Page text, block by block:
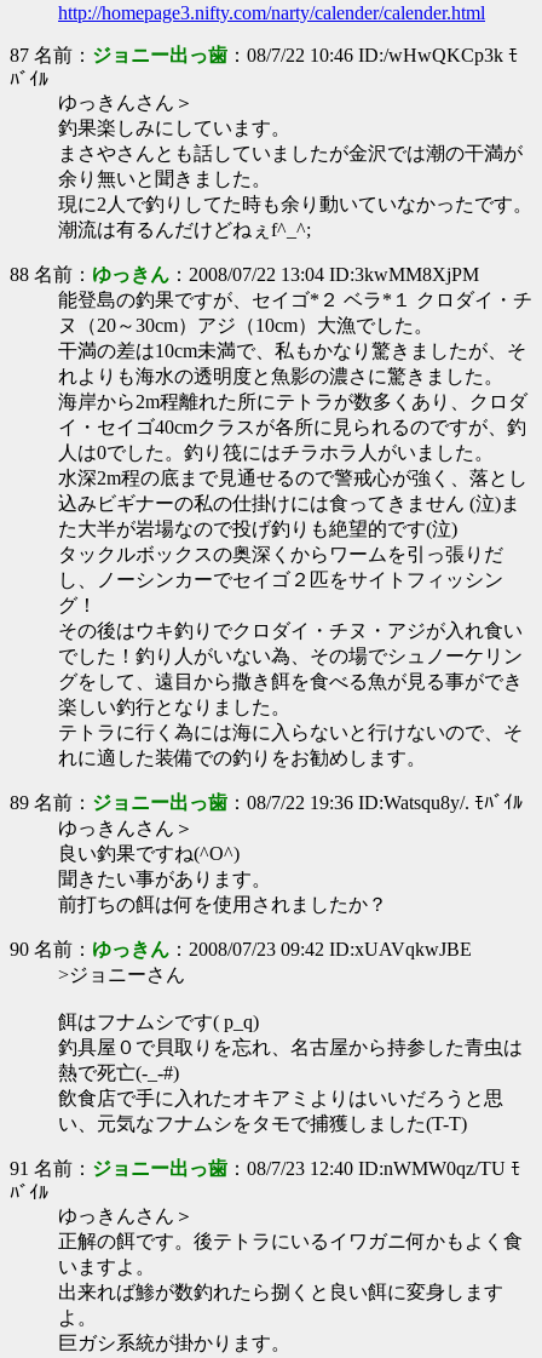
http://homepage3.nifty.com/narty/calender/calender.html
87 名前： ジョニー出っ歯 ：08/7/22 10:46 ID:/wHwQKCp3k ﾓ
ﾊﾞｲﾙ
ゆっきんさん＞
釣果楽しみにしています。
まさやさんとも話していましたが金沢では潮の干満が
余り無いと聞きました。
現に2人で釣りしてた時も余り動いていなかったです。
潮流は有るんだけどねぇf^_^;
88 名前： ゆっきん ：2008/07/22 13:04 ID:3kwMM8XjPM
能登島の釣果ですが、セイゴ*２ ベラ*１ クロダイ・チ
ヌ（20～30cm）アジ（10cm）大漁でした。
干満の差は10cm未満で、私もかなり驚きましたが、そ
れよりも海水の透明度と魚影の濃さに驚きました。
海岸から2m程離れた所にテトラが数多くあり、クロダ
イ・セイゴ40cmクラスが各所に見られるのですが、釣
人は0でした。釣り筏にはチラホラ人がいました。
水深2m程の底まで見通せるので警戒心が強く、落とし
込みビギナーの私の仕掛けには食ってきません (泣)ま
た大半が岩場なので投げ釣りも絶望的です(泣)
タックルボックスの奥深くからワームを引っ張りだ
し、ノーシンカーでセイゴ２匹をサイトフィッシン
グ！
その後はウキ釣りでクロダイ・チヌ・アジが入れ食い
でした！釣り人がいない為、その場でシュノーケリン
グをして、遠目から撒き餌を食べる魚が見る事ができ
楽しい釣行となりました。
テトラに行く為には海に入らないと行けないので、そ
れに適した装備での釣りをお勧めします。
89 名前： ジョニー出っ歯 ：08/7/22 19:36 ID:Watsqu8y/. ﾓﾊﾞｲﾙ
ゆっきんさん＞
良い釣果ですね(^O^)
聞きたい事があります。
前打ちの餌は何を使用されましたか？
90 名前： ゆっきん ：2008/07/23 09:42 ID:xUAVqkwJBE
>ジョニーさん
餌はフナムシです( p_q)
釣具屋０で貝取りを忘れ、名古屋から持参した青虫は
熱で死亡(-_-#)
飲食店で手に入れたオキアミよりはいいだろうと思
い、元気なフナムシをタモで捕獲しました(T-T)
91 名前： ジョニー出っ歯 ：08/7/23 12:40 ID:nWMW0qz/TU ﾓ
ﾊﾞｲﾙ
ゆっきんさん＞
正解の餌です。後テトラにいるイワガニ何かもよく食
いますよ。
出来れば鯵が数釣れたら捌くと良い餌に変身します
よ。
巨ガシ系統が掛かります。